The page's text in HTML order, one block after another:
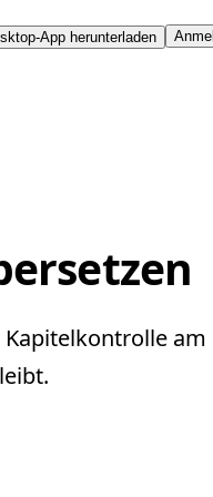
App herunterladen
am